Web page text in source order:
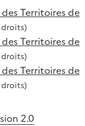
Territoires de
Territoires de
Territoires de
2.0